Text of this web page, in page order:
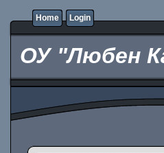
Home Login
ОУ "Любен